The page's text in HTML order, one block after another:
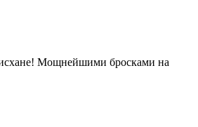
Мощнейшими бросками на